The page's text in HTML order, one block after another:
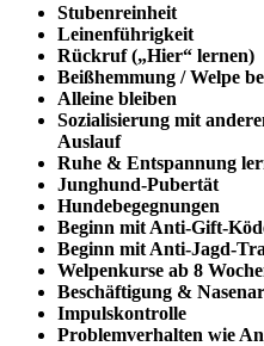
Stubenreinheit
Leinenführigkeit
Rückruf („Hier“ lernen)
Beißhemmung / Welpe
Alleine bleiben
Sozialisierung mit
Auslauf
Ruhe & Entspannung
Junghund-Pubertät
Hundebegegnungen
Beginn mit Anti-Gift-
Beginn mit Anti-Jagd-
Welpenkurse ab 8
Beschäftigung &
Impulskontrolle
Problemverhalten wie